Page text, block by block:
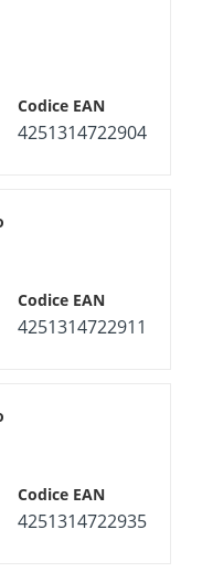
4251314722904
4251314722911
4251314722935